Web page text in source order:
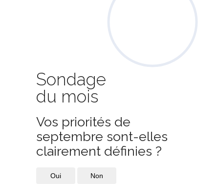
Sondage
du mois
Vos priorités de
septembre sont-elles
clairement définies ?
Oui Non